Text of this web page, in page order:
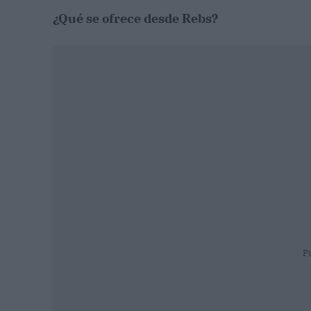
¿Qué se ofrece desde Rebs?